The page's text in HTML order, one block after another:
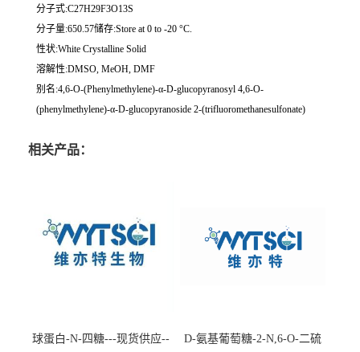
分子式:C27H29F3O13S
分子量:650.57储存:Store at 0 to -20 °C.
性状:White Crystalline Solid
溶解性:DMSO, MeOH, DMF
别名:4,6-O-(Phenylmethylene)-α-D-glucopyranosyl 4,6-O-
(phenylmethylene)-α-D-glucopyranoside 2-(trifluoromethanesulfonate)
相关产品：
球蛋白-N-四糖---现货供应--
D-氨基葡萄糖-2-N,6-O-二硫